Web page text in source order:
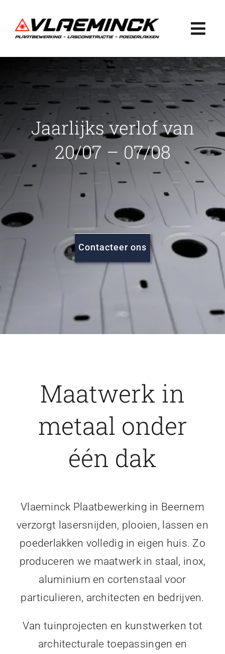
naar
inhoud
Plaatbewerking
Lasconstructie
Poederlakken
Projecten
FAQ
Vacatures
Jaarlijks verlof van
20/07 – 07/08
Contacteer ons
Maatwerk in
metaal onder
één dak
Vlaeminck Plaatbewerking in Beernem
verzorgt lasersnijden, plooien, lassen en
poederlakken volledig in eigen huis. Zo
produceren we maatwerk in staal, inox,
aluminium en cortenstaal voor
particulieren, architecten en bedrijven.
Van tuinprojecten en kunstwerken tot
architecturale toepassingen en